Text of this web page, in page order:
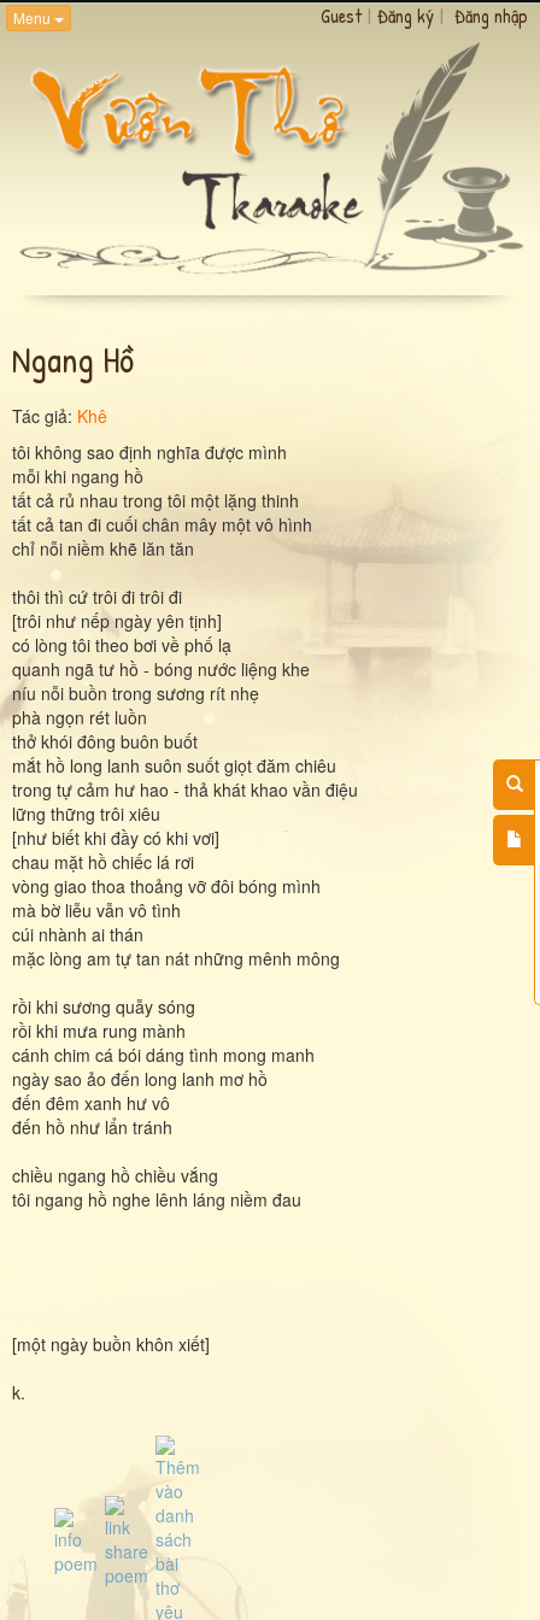
Menu Guest | Đăng ký | Đăng nhập
Ngang Hồ
Tác giả: Khê
tôi không sao định nghĩa được mình
mỗi khi ngang hồ
tất cả rủ nhau trong tôi một lặng thinh
tất cả tan đi cuối chân mây một vô hình
chỉ nỗi niềm khẽ lăn tăn
thôi thì cứ trôi đi trôi đi
[trôi như nếp ngày yên tịnh]
có lòng tôi theo bơi về phố lạ
quanh ngã tư hồ - bóng nước liệng khe
níu nỗi buồn trong sương rít nhẹ
phà ngọn rét luồn
thở khói đông buôn buốt
mắt hồ long lanh suôn suốt giọt đăm chiêu
trong tự cảm hư hao - thả khát khao vần điệu
lững thững trôi xiêu
[như biết khi đầy có khi vơi]
chau mặt hồ chiếc lá rơi
vòng giao thoa thoảng vỡ đôi bóng mình
mà bờ liễu vẫn vô tình
cúi nhành ai thán
mặc lòng am tự tan nát những mênh mông
rồi khi sương quẫy sóng
rồi khi mưa rung mành
cánh chim cá bói dáng tình mong manh
ngày sao ảo đến long lanh mơ hồ
đến đêm xanh hư vô
đến hồ như lẩn tránh
chiều ngang hồ chiều vắng
tôi ngang hồ nghe lênh láng niềm đau
[một ngày buồn khôn xiết]
k.